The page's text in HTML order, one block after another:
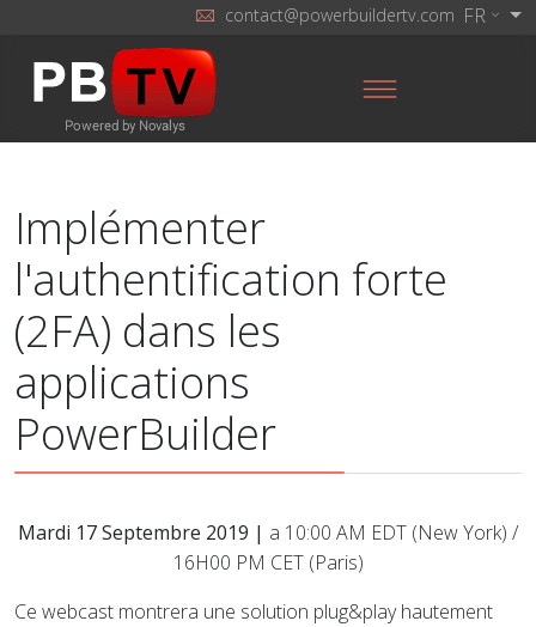
FR
contact@powerbuildertv.com
Implémenter
l'authentification forte
(2FA) dans les
applications
PowerBuilder
Mardi 17 Septembre 2019 | a 10:00 AM EDT (New York) /
16H00 PM CET (Paris)
Ce webcast montrera une solution plug&play hautement